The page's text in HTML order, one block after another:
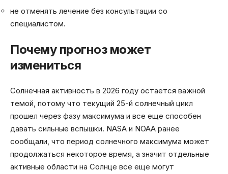
не отменять лечение без консультации со
специалистом.
Почему прогноз может
измениться
Солнечная активность в 2026 году остается важной
темой, потому что текущий 25-й солнечный цикл
прошел через фазу максимума и все еще способен
давать сильные вспышки. NASA и NOAA ранее
сообщали, что период солнечного максимума может
продолжаться некоторое время, а значит отдельные
активные области на Солнце все еще могут